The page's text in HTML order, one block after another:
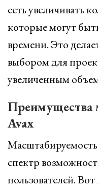
есть увеличивать
которые могут
времени. Это
выбором для
увеличенным
Преимущества
Avax
спектр
пользователей.